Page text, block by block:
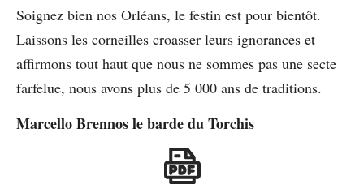
Soignez bien nos Orléans, le festin est pour bientôt.
Laissons les corneilles croasser leurs ignorances et
affirmons tout haut que nous ne sommes pas une secte
farfelue, nous avons plus de 5 000 ans de traditions.
Marcello Brennos le barde du Torchis